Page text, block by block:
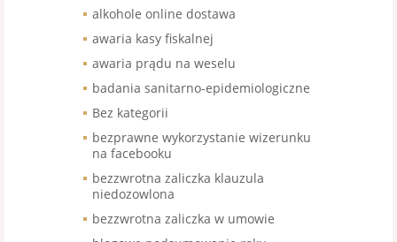
alkohole online dostawa
awaria kasy fiskalnej
awaria prądu na weselu
badania sanitarno-epidemiologiczne
Bez kategorii
bezprawne wykorzystanie wizerunku
na facebooku
bezzwrotna zaliczka klauzula
niedozowlona
bezzwrotna zaliczka w umowie